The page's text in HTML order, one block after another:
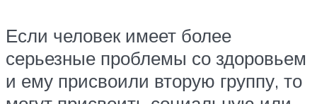
Если человек имеет более
серьезные проблемы со здоровьем
и ему присвоили вторую группу, то